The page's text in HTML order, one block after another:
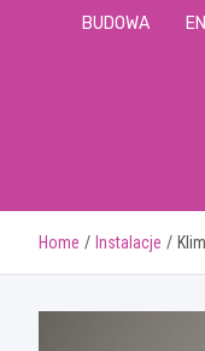
BUDOWA
Home Instalacje